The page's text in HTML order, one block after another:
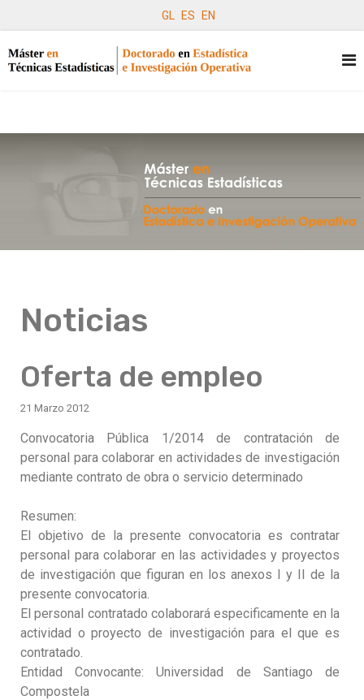
GL ES EN
Noticias
Oferta de empleo
21 Marzo 2012
Convocatoria Pública 1/2014 de contratación de
personal para colaborar en actividades de investigación
mediante contrato de obra o servicio determinado
Resumen:
El objetivo de la presente convocatoria es contratar
personal para colaborar en las actividades y proyectos
de investigación que figuran en los anexos I y II de la
presente convocatoria.
El personal contratado colaborará especificamente en la
actividad o proyecto de investigación para el que es
contratado.
Entidad Convocante: Universidad de Santiago de
Compostela